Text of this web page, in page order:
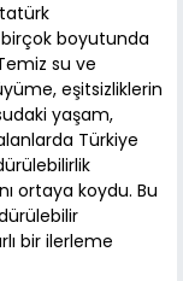
birçok boyutunda
su ve
eşitsizliklerin
yaşam,
Türkiye
ortaya koydu. Bu
bir ilerleme